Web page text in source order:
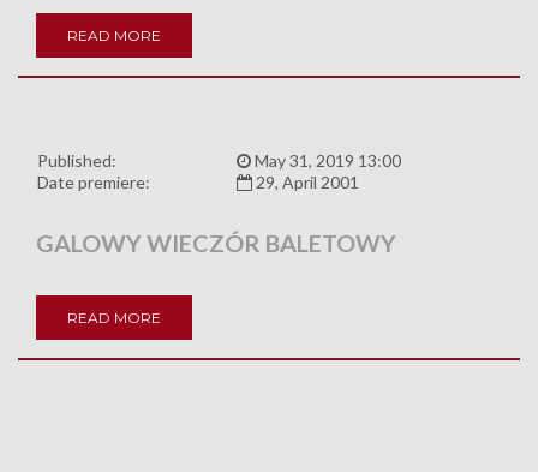
READ MORE
Published:
May 31, 2019 13:00
Date premiere:
29, April 2001
GALOWY WIECZÓR BALETOWY
READ MORE